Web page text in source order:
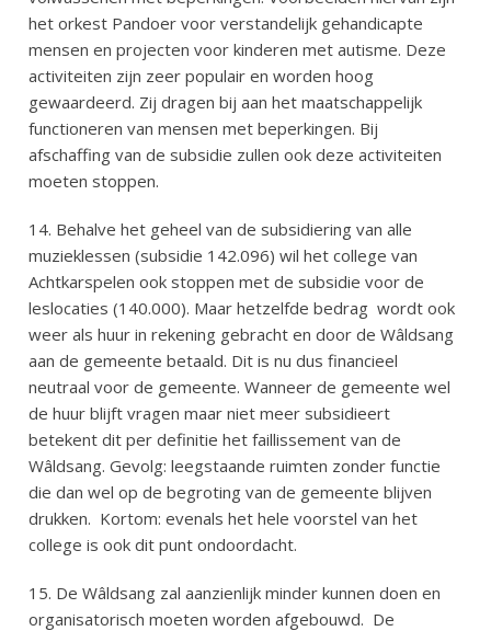
het orkest Pandoer voor verstandelijk gehandicapte
mensen en projecten voor kinderen met autisme. Deze
activiteiten zijn zeer populair en worden hoog
gewaardeerd. Zij dragen bij aan het maatschappelijk
functioneren van mensen met beperkingen. Bij
afschaffing van de subsidie zullen ook deze activiteiten
moeten stoppen.
14. Behalve het geheel van de subsidiering van alle
muzieklessen (subsidie 142.096) wil het college van
Achtkarspelen ook stoppen met de subsidie voor de
leslocaties (140.000). Maar hetzelfde bedrag wordt ook
weer als huur in rekening gebracht en door de Wâldsang
aan de gemeente betaald. Dit is nu dus financieel
neutraal voor de gemeente. Wanneer de gemeente wel
de huur blijft vragen maar niet meer subsidieert
betekent dit per definitie het faillissement van de
Wâldsang. Gevolg: leegstaande ruimten zonder functie
die dan wel op de begroting van de gemeente blijven
drukken. Kortom: evenals het hele voorstel van het
college is ook dit punt ondoordacht.
15. De Wâldsang zal aanzienlijk minder kunnen doen en
organisatorisch moeten worden afgebouwd. De